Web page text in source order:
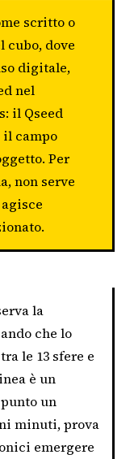
scritto o
cubo, dove
digitale,
nel
il Qseed
il campo
Per
non serve
la
che lo
le 13 sfere e
è un
un
minuti, prova
emergere